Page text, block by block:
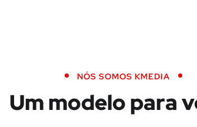
NÓS SOMOS KMEDIA
Um modelo para